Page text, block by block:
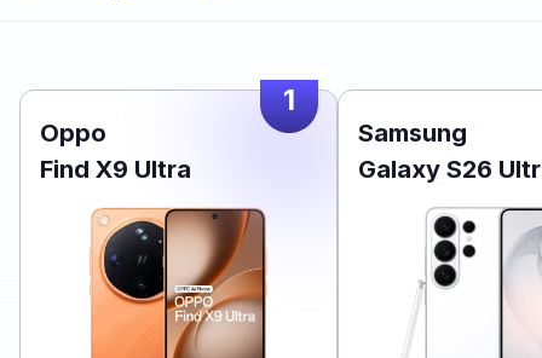
1
Oppo
Find X9 Ultra
Samsung
Galaxy S26